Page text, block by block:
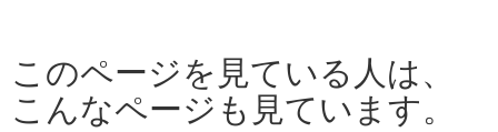
このページを見ている人は、
こんなページも見ています。